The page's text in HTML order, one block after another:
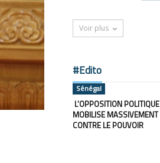
Voir plus
#Edito
Sénégal
L’OPPOSITION POLITIQUE
MOBILISE MASSIVEMENT
CONTRE LE POUVOIR